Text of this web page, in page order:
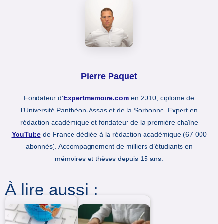
Pierre Paquet
Fondateur d’Expertmemoire.com en 2010, diplômé de
l’Université Panthéon-Assas et de la Sorbonne. Expert en
rédaction académique et fondateur de la première chaîne
YouTubede France dédiée à la rédaction académique (67 000
abonnés). Accompagnement de milliers d’étudiants en
mémoires et thèses depuis 15 ans.
À lire aussi :